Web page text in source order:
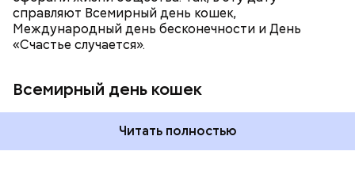
справляют Всемирный день кошек,
Международный день бесконечности и День
«Счастье случается».
Всемирный день кошек
Читать полностью
Спагетти из кабачков